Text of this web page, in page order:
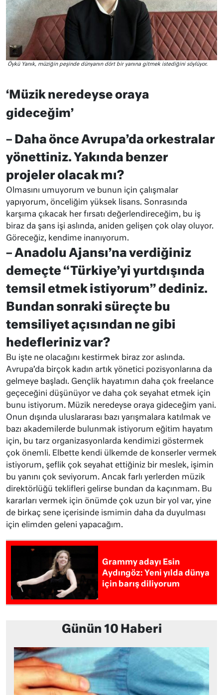
Öykü Yanık, müziğin peşinde dünyanın dört bir yanına gitmek istediğini söylüyor.
‘Müzik neredeyse oraya
gideceğim’
– Daha önce Avrupa’da orkestralar
yönettiniz. Yakında benzer
projeler olacak mı?
Olmasını umuyorum ve bunun için çalışmalar
yapıyorum, önceliğim yüksek lisans. Sonrasında
karşıma çıkacak her fırsatı değerlendireceğim, bu iş
biraz da şans işi aslında, aniden gelişen çok olay oluyor.
Göreceğiz, kendime inanıyorum.
– Anadolu Ajansı’na verdiğiniz
demeçte “Türkiye’yi yurtdışında
temsil etmek istiyorum” dediniz.
Bundan sonraki süreçte bu
temsiliyet açısından ne gibi
hedefleriniz var?
Bu işte ne olacağını kestirmek biraz zor aslında.
Avrupa’da birçok kadın artık yönetici pozisyonlarına da
gelmeye başladı. Gençlik hayatımın daha çok freelance
geçeceğini düşünüyor ve daha çok seyahat etmek için
bunu istiyorum. Müzik neredeyse oraya gideceğim yani.
Onun dışında uluslararası bazı yarışmalara katılmak ve
bazı akademilerde bulunmak istiyorum eğitim hayatım
için, bu tarz organizasyonlarda kendimizi göstermek
çok önemli. Elbette kendi ülkemde de konserler vermek
istiyorum, şeflik çok seyahat ettiğiniz bir meslek, işimin
bu yanını çok seviyorum. Ancak farlı yerlerden müzik
direktörlüğü teklifleri gelirse bundan da kaçınmam. Bu
kararları vermek için önümde çok uzun bir yol var, yine
de birkaç sene içerisinde ismimin daha da duyulması
için elimden geleni yapacağım.
Grammy adayı Esin
Aydıngöz: Yeni yılda dünya
için barış diliyorum
Günün 10 Haberi